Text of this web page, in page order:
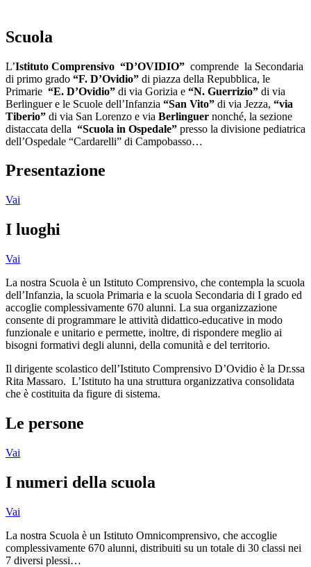
Scuola
L’Istituto Comprensivo “D’OVIDIO” comprende la Secondaria
di primo grado “F. D’Ovidio” di piazza della Repubblica, le
Primarie “E. D’Ovidio” di via Gorizia e “N. Guerrizio” di via
Berlinguer e le Scuole dell’Infanzia “San Vito” di via Jezza, “via
Tiberio” di via San Lorenzo e via Berlinguer nonché, la sezione
distaccata della “Scuola in Ospedale” presso la divisione pediatrica
dell’Ospedale “Cardarelli” di Campobasso…
Presentazione
Vai
I luoghi
Vai
La nostra Scuola è un Istituto Comprensivo, che contempla la scuola
dell’Infanzia, la scuola Primaria e la scuola Secondaria di I grado ed
accoglie complessivamente 670 alunni. La sua organizzazione
consente di programmare le attività didattico-educative in modo
funzionale e unitario e permette, inoltre, di rispondere meglio ai
bisogni formativi degli alunni, della comunità e del territorio.
Il dirigente scolastico dell’Istituto Comprensivo D’Ovidio è la Dr.ssa
Rita Massaro. L’Istituto ha una struttura organizzativa consolidata
che è costituita da figure di sistema.
Le persone
Vai
I numeri della scuola
Vai
La nostra Scuola è un Istituto Omnicomprensivo, che accoglie
complessivamente 670 alunni, distribuiti su un totale di 30 classi nei
7 diversi plessi…